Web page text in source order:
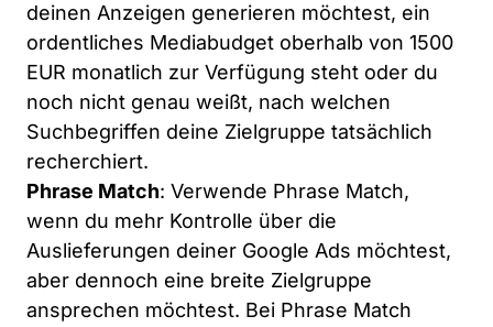
deinen Anzeigen generieren möchtest, ein
ordentliches Mediabudget oberhalb von 1500
EUR monatlich zur Verfügung steht oder du
noch nicht genau weißt, nach welchen
Suchbegriffen deine Zielgruppe tatsächlich
recherchiert.
Phrase Match: Verwende Phrase Match,
wenn du mehr Kontrolle über die
Auslieferungen deiner Google Ads möchtest,
aber dennoch eine breite Zielgruppe
ansprechen möchtest. Bei Phrase Match